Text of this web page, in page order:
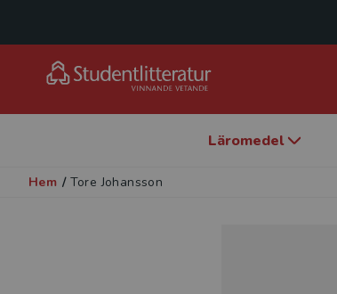
Läromedel
Hem / Tore Johansson